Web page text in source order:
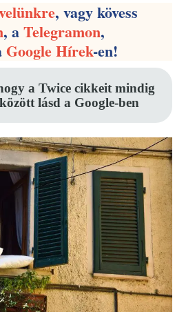
, vagy kövess
, aTelegramon,
Google Hírek-en!
a Twice cikkeit mindig
lásd a Google-ben